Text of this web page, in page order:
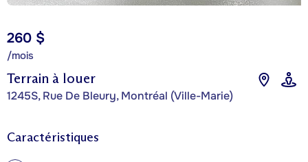
Terrain à louer
1245S, Rue De Bleury, Montréal (Ville-Marie)
260 $
/mois
Caractéristiques